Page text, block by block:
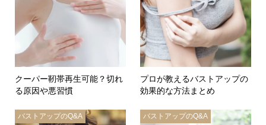
クーパー靭帯再生可能？切れ
る原因や悪習慣
プロが教えるバストアップの
効果的な方法まとめ
バストアップのQ&A バストアップのQ&A